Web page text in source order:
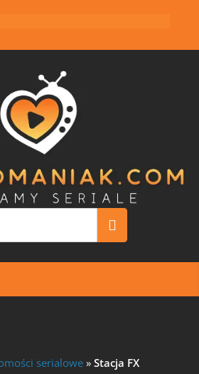
serialowe» Stacja FX